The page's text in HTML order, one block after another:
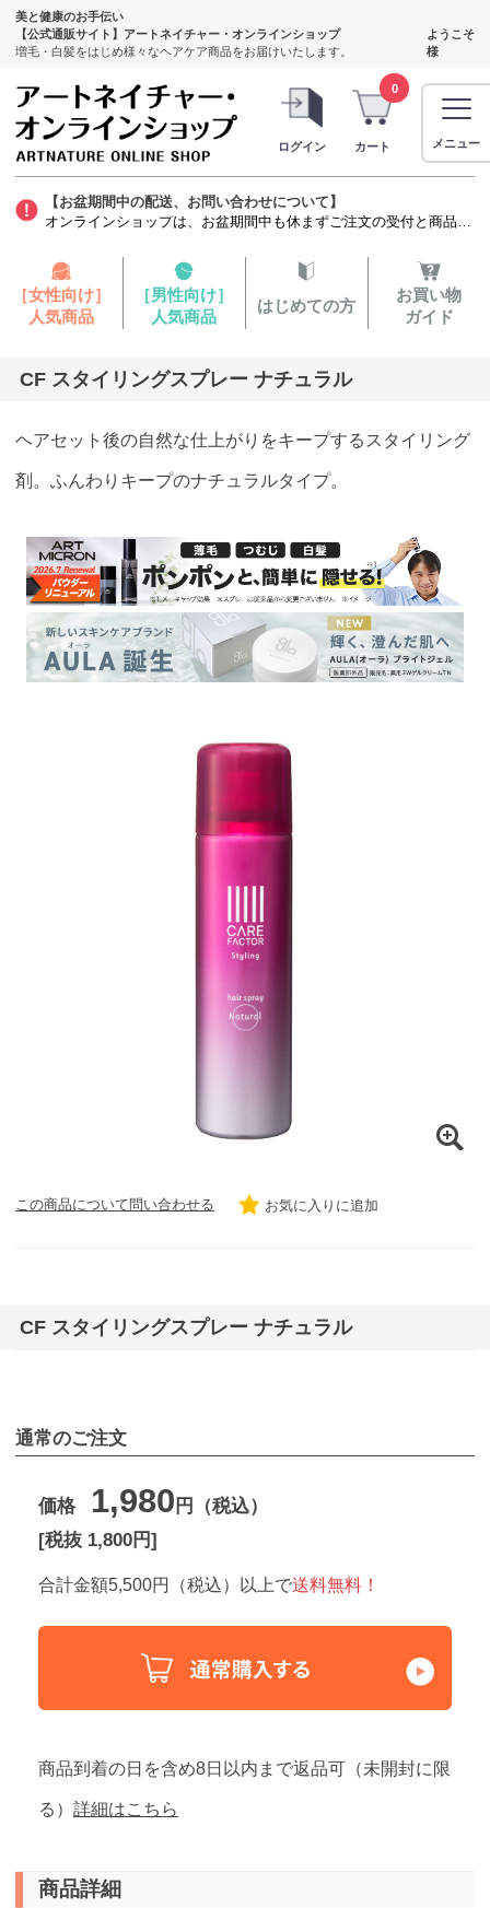
美と健康のお手伝い
【公式通販サイト】アートネイチャー・オンラインショップ
増毛・白髪をはじめ様々なヘアケア商品をお届けいたします。
ようこそ
様
ログイン
0
カート メニュー
【お盆期間中の配送、お問い合わせについて】
オンラインショップは、お盆期間中も休まずご注文の受付と商品の発送をいたします。ただし、発毛剤（第1類医薬品）に関しましては、質問票を確認する薬剤師がお休みをいただくため商品のお申し込みから発送までお時間を要します。お客様には大変ご迷惑をお掛けいたしますが、よろしくお願い申し上げます。
［女性向け］
人気商品
［男性向け］
人気商品
はじめての方
お買い物
ガイド
CF スタイリングスプレー ナチュラル
ヘアセット後の自然な仕上がりをキープするスタイリング
剤。ふんわりキープのナチュラルタイプ。
この商品について問い合わせる お気に入りに追加
CF スタイリングスプレー ナチュラル
通常のご注文
価格 1,980円（税込）
[税抜 1,800円]
合計金額5,500円（税込）以上で送料無料！
商品到着の日を含め8日以内まで返品可（未開封に限
る）詳細はこちら
商品詳細